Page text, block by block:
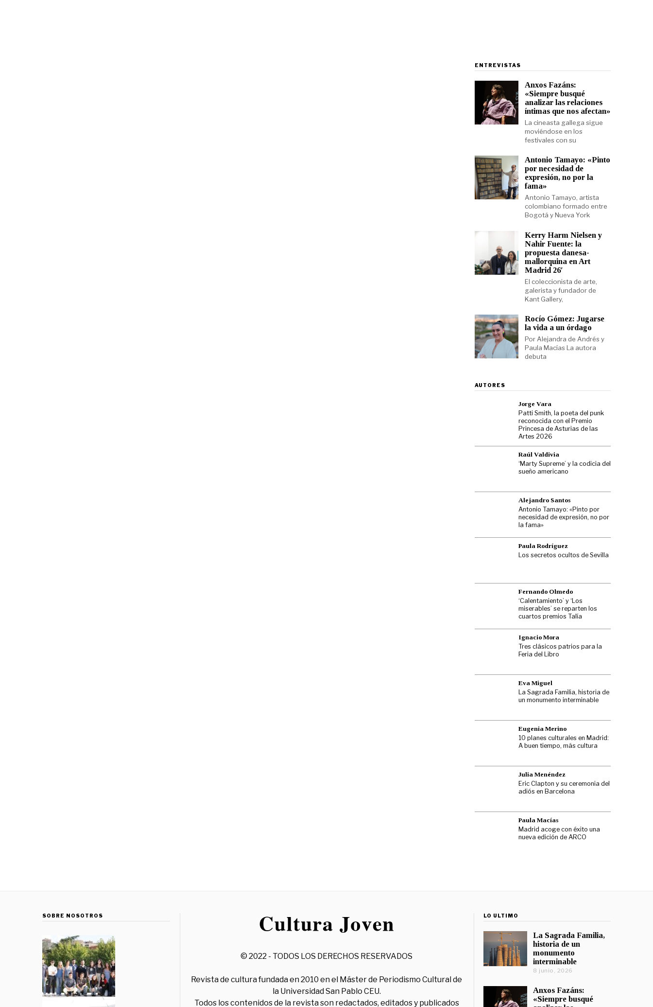
ENTREVISTAS
Anxos Fazáns:
«Siempre busqué
analizar las relaciones
íntimas que nos afectan»
La cineasta gallega sigue
moviéndose en los
festivales con su
Antonio Tamayo: «Pinto
por necesidad de
expresión, no por la
fama»
Antonio Tamayo, artista
colombiano formado entre
Bogotá y Nueva York
Kerry Harm Nielsen y
Nahir Fuente: la
propuesta danesa-
mallorquina en Art
Madrid 26′
El coleccionista de arte,
galerista y fundador de
Kant Gallery,
Rocío Gómez: Jugarse
la vida a un órdago
Por Alejandra de Andrés y
Paula Macías La autora
debuta
AUTORES
Jorge Vara
Patti Smith, la poeta del punk
reconocida con el Premio
Princesa de Asturias de las
Artes 2026
Raúl Valdivia
‘Marty Supreme’ y la codicia del
sueño americano
Alejandro Santos
Antonio Tamayo: «Pinto por
necesidad de expresión, no por
la fama»
Paula Rodríguez
Los secretos ocultos de Sevilla
Fernando Olmedo
‘Calentamiento’ y ‘Los
miserables’ se reparten los
cuartos premios Talía
Ignacio Mora
Tres clásicos patrios para la
Feria del Libro
Eva Miguel
La Sagrada Familia, historia de
un monumento interminable
Eugenia Merino
10 planes culturales en Madrid:
A buen tiempo, más cultura
Julia Menéndez
Eric Clapton y su ceremonia del
adiós en Barcelona
Paula Macías
Madrid acoge con éxito una
nueva edición de ARCO
SOBRE NOSOTROS
© 2022 - TODOS LOS DERECHOS RESERVADOS
Revista de cultura fundada en 2010 en el Máster de Periodismo Cultural de
la Universidad San Pablo CEU.
Todos los contenidos de la revista son redactados, editados y publicados
LO ÚLTIMO
La Sagrada Familia,
historia de un
monumento
interminable
8 junio, 2026
Anxos Fazáns:
«Siempre busqué